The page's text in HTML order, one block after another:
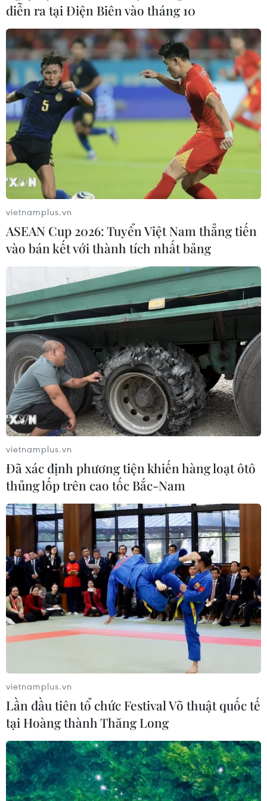
11/01/2020 00:29
Một điều khoản trong thỏa thuận rút khỏi EU của Anh là
sẽ để cho chính phủ địa phương tại Bắc Ireland quyền
được bỏ phiếu về việc có muốn duy trì liên kết với các
nguyên tắc thị trường EU hay không.
Ba thông điệp chủ tịch EC gửi Thủ tướng
Anh Boris Johnson
13/01/2020 04:06
Bên cạnh những hứa hẹn về tình hữu nghị song phương,
lãnh đạo EC đã gửi đi thông điệp khá rõ ràng về những
hậu quả không thể tránh khỏi từ các lựa chọn của Anh.
diễn ra tại Điện Biên vào tháng 10
vietnamplus.vn
ASEAN Cup 2026: Tuyển Việt Nam thẳng tiến
vào bán kết với thành tích nhất bảng
vietnamplus.vn
Đã xác định phương tiện khiến hàng loạt ôtô
thủng lốp trên cao tốc Bắc-Nam
vietnamplus.vn
Lần đầu tiên tổ chức Festival Võ thuật quốc tế
tại Hoàng thành Thăng Long